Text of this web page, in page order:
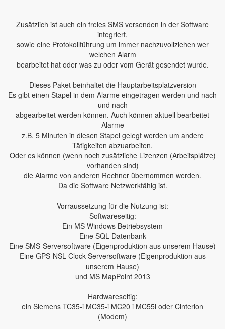
Zusätzlich ist auch ein freies SMS versenden in der Software
integriert,
sowie eine Protokollführung um immer nachzuvollziehen wer
welchen Alarm
bearbeitet hat oder was zu oder vom Gerät gesendet wurde.
Dieses Paket beinhaltet die Hauptarbeitsplatzversion
Es gibt einen Stapel in dem Alarme eingetragen werden und nach
und nach
abgearbeitet werden können. Auch können aktuell bearbeitet
Alarme
z.B. 5 Minuten in diesen Stapel gelegt werden um andere
Tätigkeiten abzuarbeiten.
Oder es können (wenn noch zusätzliche Lizenzen (Arbeitsplätze)
vorhanden sind)
die Alarme von anderen Rechner übernommen werden.
Da die Software Netzwerkfähig ist.
Vorraussetzung für die Nutzung ist:
Softwareseitig:
Ein MS Windows Betriebsystem
Eine SQL Datenbank
Eine SMS-Serversoftware (Eigenproduktion aus unserem Hause)
Eine GPS-NSL Clock-Serversoftware (Eigenproduktion aus
unserem Hause)
und MS MapPoint 2013
Hardwareseitig:
ein Siemens TC35-i MC35-i MC20 i MC55i oder Cinterion
(Modem)